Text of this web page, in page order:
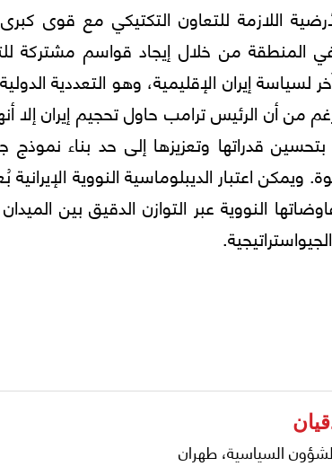
اللازمة للتعاون التكتيكي مع قوى
المنطقة من خلال إيجاد قواسم مشتركة
لسياسة إيران الإقليمية، وهو التعددية
من أن الرئيس ترامب حاول تحجيم إيران إلا
قدراتها وتعزيزها إلى حد بناء نموذج
اعتبار الديبلوماسية النووية الإيرانية
النووية عبر التوازن الدقيق بين
السياسية، طهران